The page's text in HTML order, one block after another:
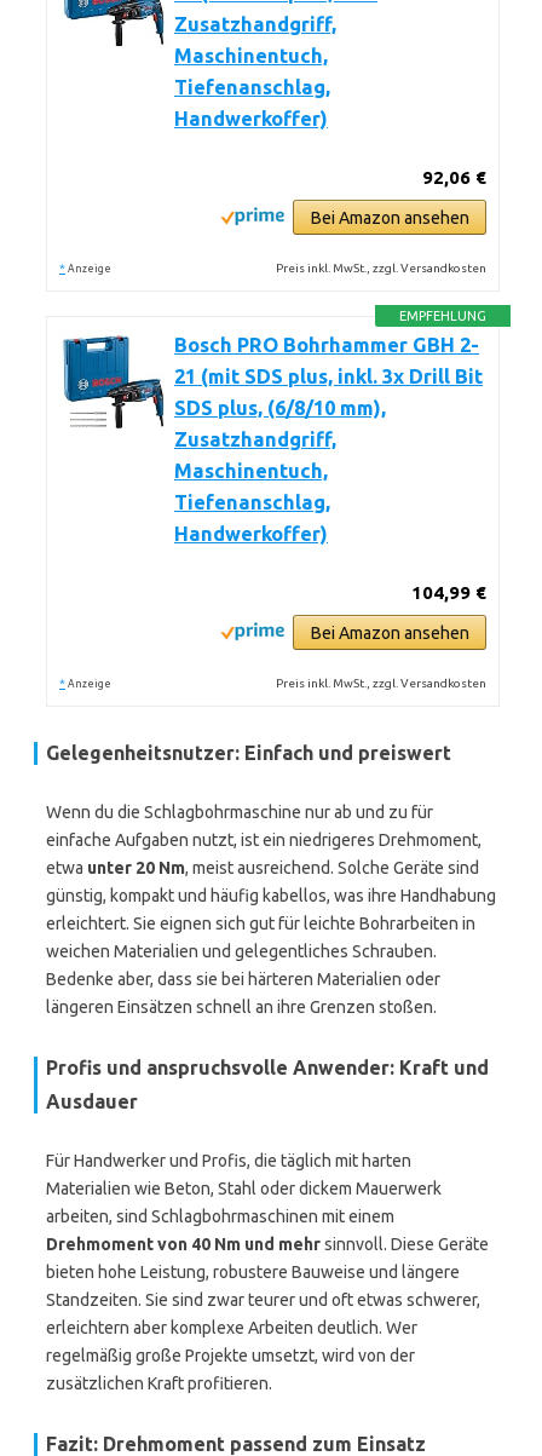
Zusatzhandgriff,
Maschinentuch,
Tiefenanschlag,
Handwerkoffer)
92,06 €
Bei Amazon ansehen
* Anzeige Preis inkl. MwSt., zzgl. Versandkosten
EMPFEHLUNG
Bosch PRO Bohrhammer GBH 2-
21 (mit SDS plus, inkl. 3x Drill Bit
SDS plus, (6/8/10 mm),
Zusatzhandgriff,
Maschinentuch,
Tiefenanschlag,
Handwerkoffer)
104,99 €
Bei Amazon ansehen
* Anzeige Preis inkl. MwSt., zzgl. Versandkosten
Gelegenheitsnutzer: Einfach und preiswert
Wenn du die Schlagbohrmaschine nur ab und zu für
einfache Aufgaben nutzt, ist ein niedrigeres Drehmoment,
etwa unter 20 Nm, meist ausreichend. Solche Geräte sind
günstig, kompakt und häufig kabellos, was ihre Handhabung
erleichtert. Sie eignen sich gut für leichte Bohrarbeiten in
weichen Materialien und gelegentliches Schrauben.
Bedenke aber, dass sie bei härteren Materialien oder
längeren Einsätzen schnell an ihre Grenzen stoßen.
Profis und anspruchsvolle Anwender: Kraft und
Ausdauer
Für Handwerker und Profis, die täglich mit harten
Materialien wie Beton, Stahl oder dickem Mauerwerk
arbeiten, sind Schlagbohrmaschinen mit einem
Drehmoment von 40 Nm und mehrsinnvoll. Diese Geräte
bieten hohe Leistung, robustere Bauweise und längere
Standzeiten. Sie sind zwar teurer und oft etwas schwerer,
erleichtern aber komplexe Arbeiten deutlich. Wer
regelmäßig große Projekte umsetzt, wird von der
zusätzlichen Kraft profitieren.
Fazit: Drehmoment passend zum Einsatz